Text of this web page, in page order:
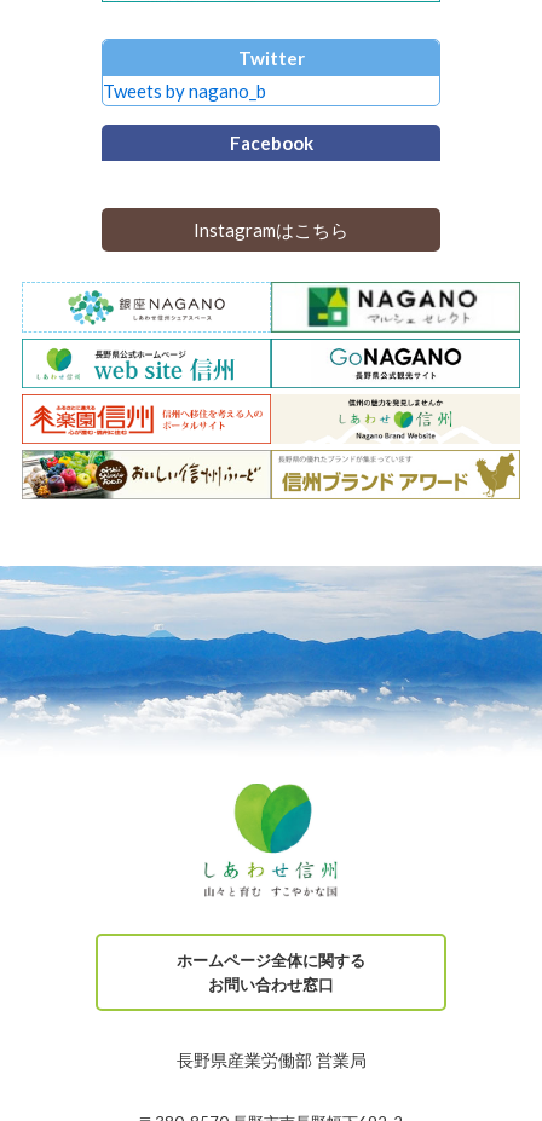
Twitter
Tweets by nagano_b
Facebook
Instagramはこちら
ホームページ全体に関する
お問い合わせ窓口
長野県産業労働部 営業局